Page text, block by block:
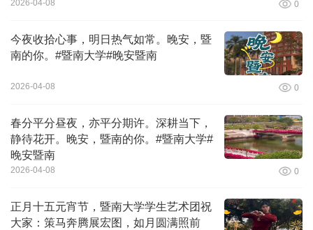
2026-04-08 0
今夜收拾心事，明日热气如常。晚安，暨
南的你。#暨南大学#晚安暨南
2026-04-08 0
春分平分昼夜，亦平分期许。深耕当下，
静待花开。晚安，暨南的你。#暨南大学#
晚安暨南
2026-04-08 0
正月十五元宵节，暨南大学学生艺术团祝
大家：策马奔腾展宏图，如月圆满照前